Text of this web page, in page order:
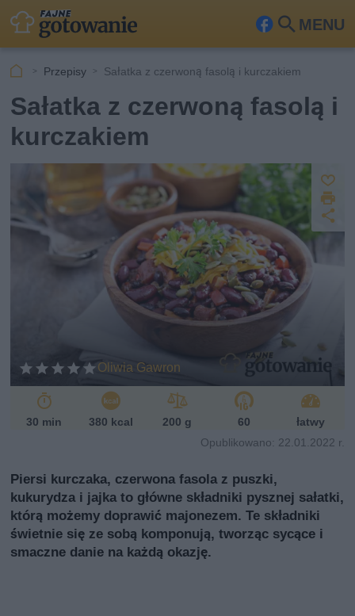
MENU
Fa
ook
Szu
kaj
Przepisy Sałatka z czerwoną fasolą i kurczakiem
Sałatka z czerwoną fasolą i
kurczakiem
Oliwia Gawron
i
u
d
30 min 380 kcal 200 g 60
łatwy
Opublikowano: 22.01.2022 r.
Piersi kurczaka, czerwona fasola z puszki,
kukurydza i jajka to główne składniki pysznej sałatki,
którą możemy doprawić majonezem. Te składniki
świetnie się ze sobą komponują, tworząc sycące i
smaczne danie na każdą okazję.